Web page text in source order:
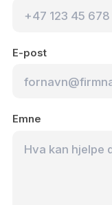
E-post
Emne